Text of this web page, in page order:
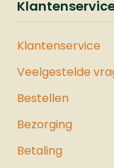
onderdeel
de
haalt.
luchtpistolen.
Klantenservice
Veelgestelde
Bestellen
Bezorging
Betaling